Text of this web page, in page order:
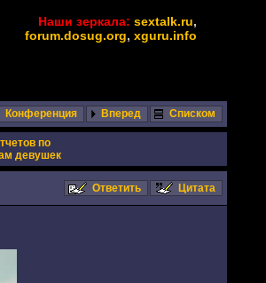
Наши зеркала: sextalk.ru,
forum.dosug.org, xguru.info
Конференция Вперед Списком
по
девушек
Ответить Цитата